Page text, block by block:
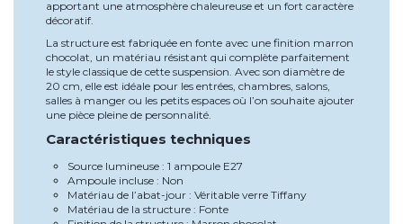
apportant une atmosphère chaleureuse et un fort caractère
décoratif.
La structure est fabriquée en fonte avec une finition marron
chocolat, un matériau résistant qui complète parfaitement
le style classique de cette suspension. Avec son diamètre de
20 cm, elle est idéale pour les entrées, chambres, salons,
salles à manger ou les petits espaces où l’on souhaite ajouter
une pièce pleine de personnalité.
Caractéristiques techniques
Source lumineuse : 1 ampoule E27
Ampoule incluse : Non
Matériau de l’abat-jour : Véritable verre Tiffany
Matériau de la structure : Fonte